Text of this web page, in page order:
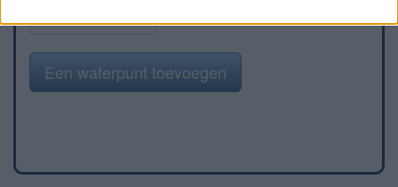
Een waterpunt toevoegen